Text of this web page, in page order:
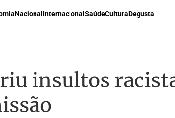
Nacional Internacional SaúdeCulturaDegusta
insultos